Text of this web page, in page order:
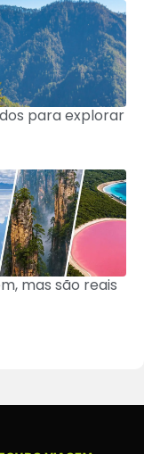
para explorar
mas são reais